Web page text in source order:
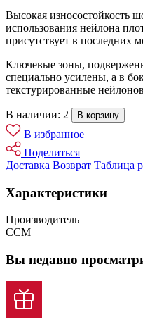
Высокая износостойкость
использования нейлона
присутствует в последних
Ключевые зоны,
специально усилены, а в
текстурированные
В наличии: 2 В корзину
В избранное
Поделиться
Доставка Возврат Таблица
Характеристики
Производитель
CCM
Вы недавно